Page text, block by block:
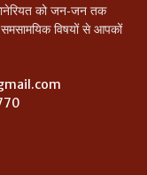
को जन-जन तक
विषयों से आपकों